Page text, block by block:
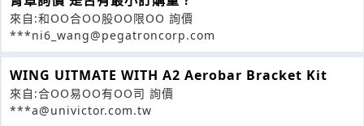
來自:和OO合OO股OO限OO 詢價
***ni6_wang@pegatroncorp.com
WING UITMATE WITH A2 Aerobar Bracket Kit
來自:合OO易OO有OO司 詢價
***a@univictor.com.tw